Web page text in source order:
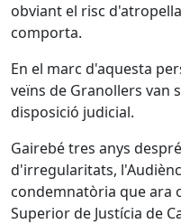
obviant el risc
comporta.
En el marc d'aquesta
veïns de Granollers van
disposició judicial.
Gairebé tres anys
d'irregularitats,
condemnatòria que ara
Superior de Justícia de